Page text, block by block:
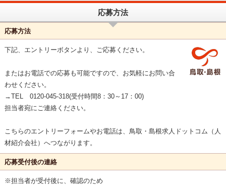
応募方法
応募方法
下記、エントリーボタンより、ご応募ください。
またはお電話での応募も可能ですので、お気軽にお問い合
わせください。
→TEL 0120-045-318(受付時間8：30～17：00)
担当者宛にご連絡ください。
こちらのエントリーフォームやお電話は、鳥取・島根求人ドットコム（人
材紹介会社）へつながります。
応募受付後の連絡
※担当者が受付後に、確認のため